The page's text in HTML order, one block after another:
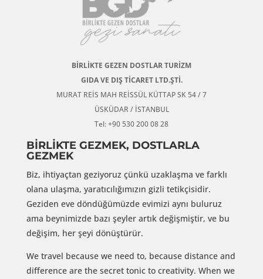
BİRLİKTE GEZEN DOSTLAR TURİZM
GIDA VE DIŞ TİCARET LTD.ŞTİ.
MURAT REİS MAH REİSSÜL KÜTTAP SK 54 / 7
ÜSKÜDAR / İSTANBUL
Tel: +90 530 200 08 28
BİRLİKTE GEZMEK, DOSTLARLA
GEZMEK
Biz, ihtiyaçtan geziyoruz çünkü uzaklaşma ve farklı
olana ulaşma, yaratıcılığımızın gizli tetikçisidir.
Geziden eve döndüğümüzde evimizi aynı buluruz
ama beynimizde bazı şeyler artık değişmiştir, ve bu
değişim, her şeyi dönüştürür.
We travel because we need to, because distance and
difference are the secret tonic to creativity. When we